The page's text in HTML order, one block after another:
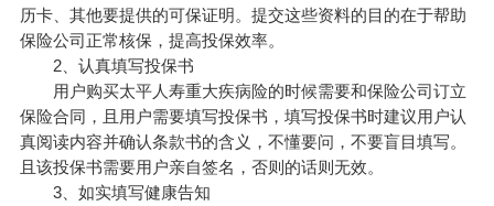
历卡、其他要提供的可保证明。提交这些资料的目的在于帮助
保险公司正常核保，提高投保效率。
2、认真填写投保书
用户购买太平人寿重大疾病险的时候需要和保险公司订立
保险合同，且用户需要填写投保书，填写投保书时建议用户认
真阅读内容并确认条款书的含义，不懂要问，不要盲目填写。
且该投保书需要用户亲自签名，否则的话则无效。
3、如实填写健康告知